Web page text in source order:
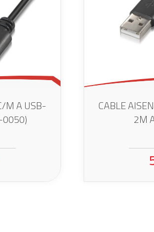
M A USB- CABLE AISENS
2M